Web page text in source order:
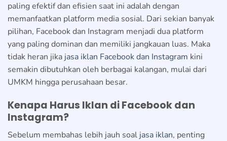
paling efektif dan efisien saat ini adalah dengan
memanfaatkan platform media sosial. Dari sekian banyak
pilihan, Facebook dan Instagram menjadi dua platform
yang paling dominan dan memiliki jangkauan luas. Maka
tidak heran jika jasa iklan Facebook dan Instagram kini
semakin dibutuhkan oleh berbagai kalangan, mulai dari
UMKM hingga perusahaan besar.
Kenapa Harus Iklan di Facebook dan
Instagram?
Sebelum membahas lebih jauh soal jasa iklan, penting